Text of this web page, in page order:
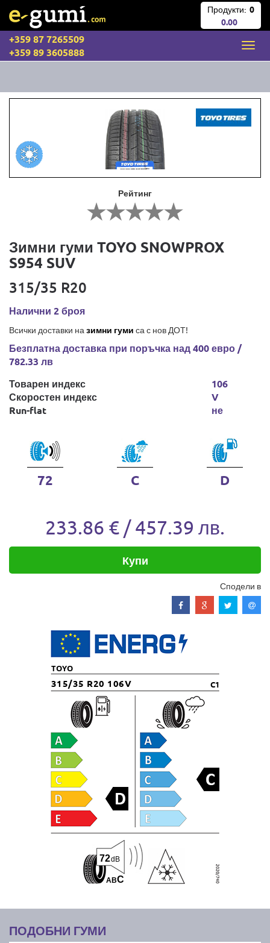
Продукти: 0
0.00
+359 87 7265509
+359 89 3605888
Рейтинг
Зимни гуми TOYO SNOWPROX
S954 SUV
315/35 R20
Налични 2 броя
Всички доставки на зимни гуми са с нов ДОТ!
Безплатна доставка при поръчка над 400 евро /
782.33 лв
Товарен индекс
Скоростен индекс
Run-flat
106
V
не
72 C D
233.86 € / 457.39 лв.
Купи
Сподели в
TOYO
315/35 R20 106V C1
ABC
72dB
ПОДОБНИ ГУМИ